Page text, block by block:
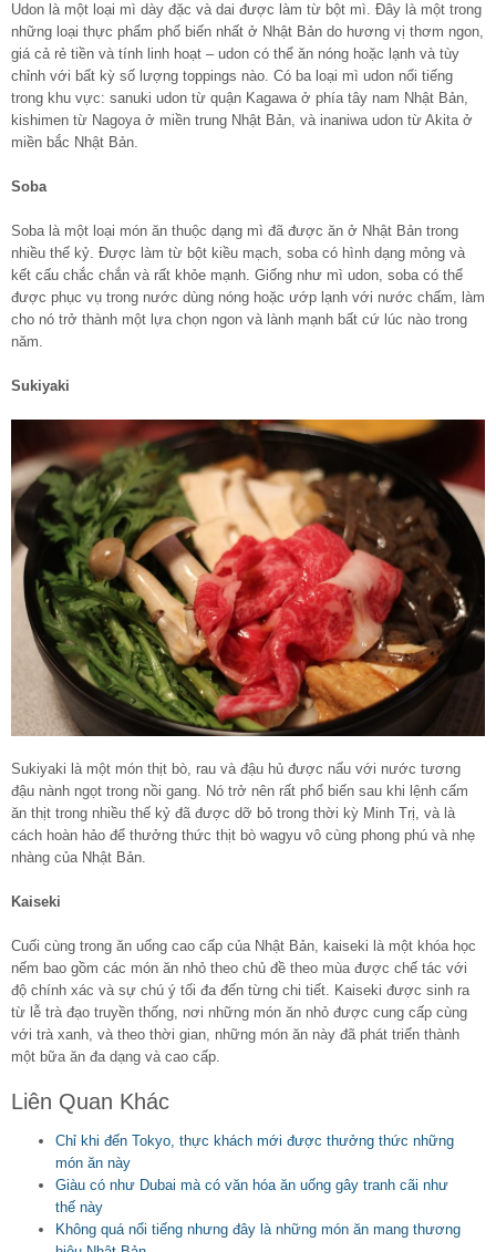
Udon là một loại mì dày đặc và dai được làm từ bột mì. Đây là một trong
những loại thực phẩm phổ biến nhất ở Nhật Bản do hương vị thơm ngon,
giá cả rẻ tiền và tính linh hoạt – udon có thể ăn nóng hoặc lạnh và tùy
chỉnh với bất kỳ số lượng toppings nào. Có ba loại mì udon nổi tiếng
trong khu vực: sanuki udon từ quận Kagawa ở phía tây nam Nhật Bản,
kishimen từ Nagoya ở miền trung Nhật Bản, và inaniwa udon từ Akita ở
miền bắc Nhật Bản.
Soba
Soba là một loại món ăn thuộc dạng mì đã được ăn ở Nhật Bản trong
nhiều thế kỷ. Được làm từ bột kiều mạch, soba có hình dạng mỏng và
kết cấu chắc chắn và rất khỏe mạnh. Giống như mì udon, soba có thể
được phục vụ trong nước dùng nóng hoặc ướp lạnh với nước chấm, làm
cho nó trở thành một lựa chọn ngon và lành mạnh bất cứ lúc nào trong
năm.
Sukiyaki
Sukiyaki là một món thịt bò, rau và đậu hủ được nấu với nước tương
đậu nành ngọt trong nồi gang. Nó trở nên rất phổ biến sau khi lệnh cấm
ăn thịt trong nhiều thế kỷ đã được dỡ bỏ trong thời kỳ Minh Trị, và là
cách hoàn hảo để thưởng thức thịt bò wagyu vô cùng phong phú và nhẹ
nhàng của Nhật Bản.
Kaiseki
Cuối cùng trong ăn uống cao cấp của Nhật Bản, kaiseki là một khóa học
nếm bao gồm các món ăn nhỏ theo chủ đề theo mùa được chế tác với
độ chính xác và sự chú ý tối đa đến từng chi tiết. Kaiseki được sinh ra
từ lễ trà đạo truyền thống, nơi những món ăn nhỏ được cung cấp cùng
với trà xanh, và theo thời gian, những món ăn này đã phát triển thành
một bữa ăn đa dạng và cao cấp.
Liên Quan Khác
Chỉ khi đến Tokyo, thực khách mới được thưởng thức những
món ăn này
Giàu có như Dubai mà có văn hóa ăn uống gây tranh cãi như
thế này
Không quá nổi tiếng nhưng đây là những món ăn mang thương